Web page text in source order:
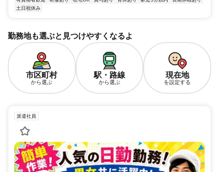
土日祝休み
勤務地も選ぶと見つけやすくなるよ
市区町村
から選ぶ
駅・路線
から選ぶ
現在地
を設定する
派遣社員